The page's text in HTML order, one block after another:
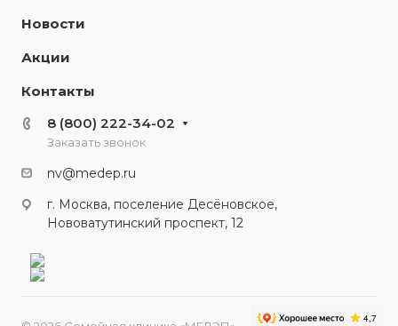
Новости
Акции
Контакты
8 (800) 222-34-02
Заказать звонок
nv@medep.ru
г. Москва, поселение Десёновское,
Нововатутинский проспект, 12